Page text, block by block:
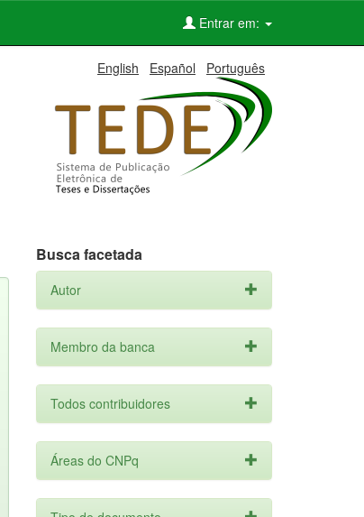
Entrar em:
English Español Português
Busca facetada
Autor
Membro da banca
Todos contribuidores
Áreas do CNPq